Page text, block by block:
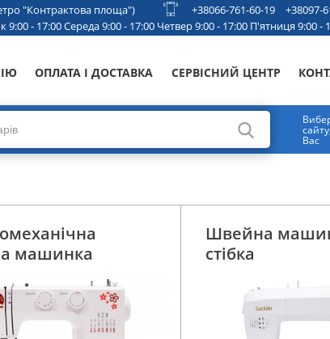
"Контрактова площа") +38066-761-60-19 +38097-
9:00 - 17:00 Середа 9:00 - 17:00 Четвер 9:00 - 17:00 П'ятниця 9:00 -
ОПЛАТА І ДОСТАВКА СЕРВІСНИЙ ЦЕНТР
Вас
машинка
Швейна
стібка